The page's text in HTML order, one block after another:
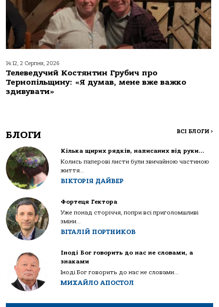
14:12, 2 Серпня, 2026
Телеведучий Костянтин Грубич про
Тернопільщину: «Я думав, мене вже важко
здивувати»
БЛОГИ ВСІ БЛОГИ >
Кілька щирих рядків, написаних від руки…
Колись паперові листи були звичайною частиною
життя...
ВІКТОРІЯ ДАЙВЕР
Фортеця Гектора
Уже понад сторіччя, попри всі приголомшливі
зміни...
ВІТАЛІЙ ПОРТНИКОВ
Іноді Бог говорить до нас не словами, а
знаками
Іноді Бог говорить до нас не словами...
МИХАЙЛО АПОСТОЛ